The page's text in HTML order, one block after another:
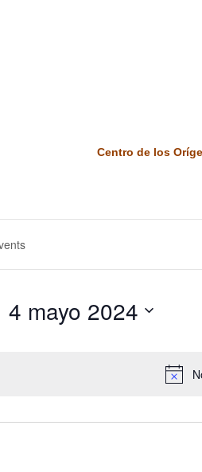
Centro de los
4 mayo 2024